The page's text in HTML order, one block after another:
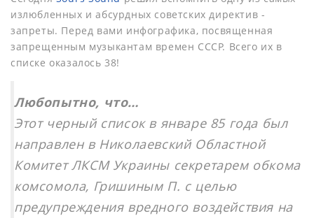
излюбленных и абсурдных советских директив -
запреты. Перед вами инфографика, посвященная
запрещенным музыкантам времен СССР. Всего их в
списке оказалось 38!
Любопытно, что…
Этот черный список в январе 85 года был
направлен в Николаевский Областной
Комитет ЛКСМ Украины секретарем обкома
комсомола, Гришиным П. с целью
предупреждения вредного воздействия на